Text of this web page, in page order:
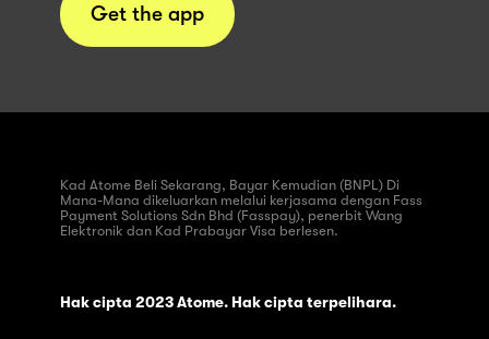
Get the app
Kad Atome Beli Sekarang, Bayar Kemudian (BNPL) Di
Mana-Mana dikeluarkan melalui kerjasama dengan Fass
Payment Solutions Sdn Bhd (Fasspay), penerbit Wang
Elektronik dan Kad Prabayar Visa berlesen.
Hak cipta 2023 Atome. Hak cipta terpelihara.